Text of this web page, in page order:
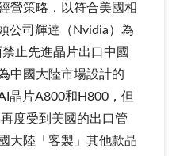
營策略，以符合美國相
公司輝達（Nvidia）為
止先進晶片出口中國
中國大陸市場設計的
晶片A800和H800，但
度受到美國的出口管
大陸「客製」其他款晶